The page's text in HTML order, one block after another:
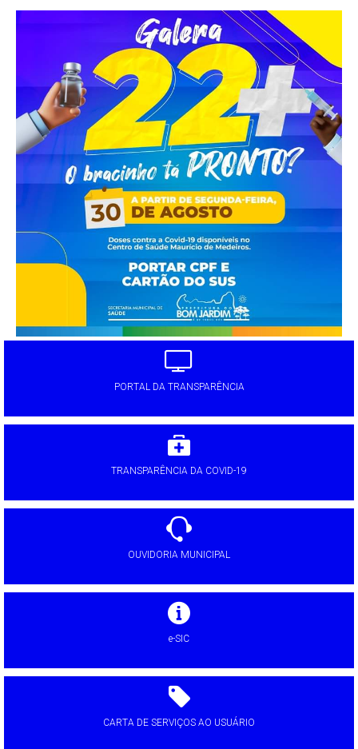
PORTAL DA TRANSPARÊNCIA
TRANSPARÊNCIA DA COVID-19
OUVIDORIA MUNICIPAL
e-SIC
CARTA DE SERVIÇOS AO USUÁRIO